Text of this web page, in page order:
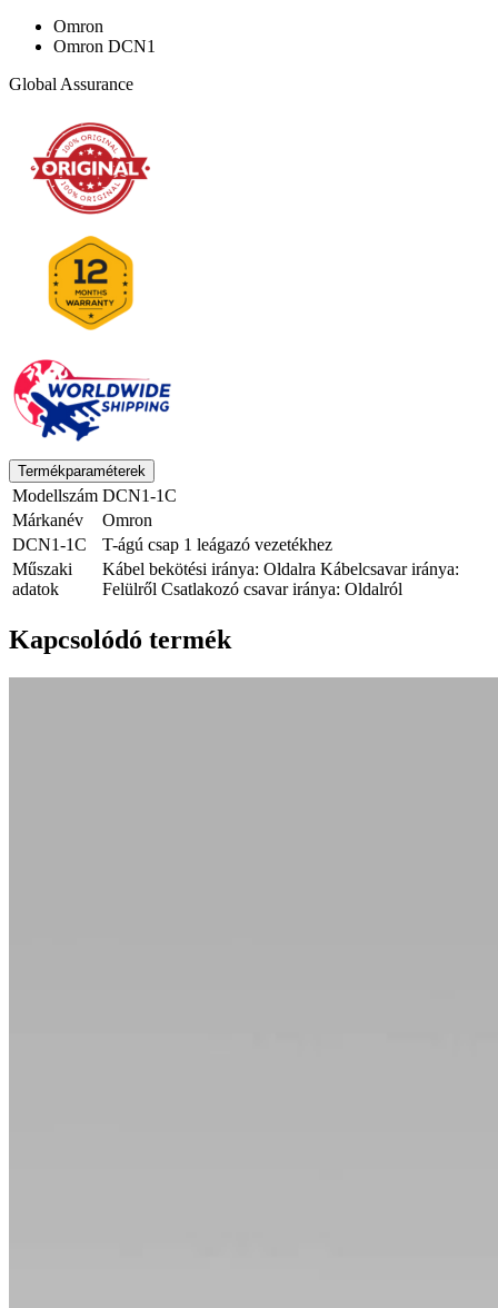
Omron
Omron DCN1
Global Assurance
Termékparaméterek
Modellszám DCN1-1C
Márkanév
Omron
DCN1-1C
T-ágú csap 1 leágazó vezetékhez
Műszaki
adatok
Kábel bekötési iránya: Oldalra Kábelcsavar iránya:
Felülről Csatlakozó csavar iránya: Oldalról
Kapcsolódó termék